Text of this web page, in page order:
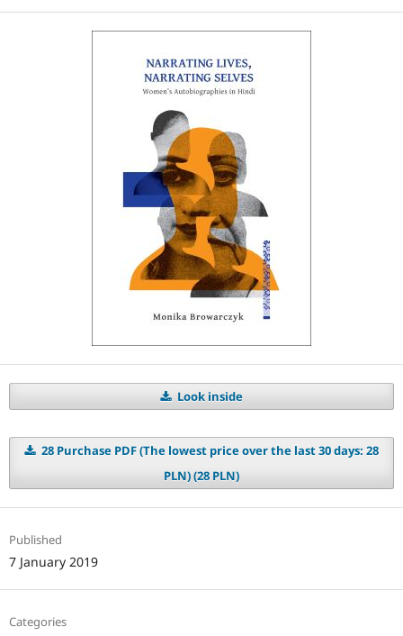
Look inside
28 Purchase PDF (The lowest price over the last 30 days: 28
PLN) (28 PLN)
Published
7 January 2019
Categories